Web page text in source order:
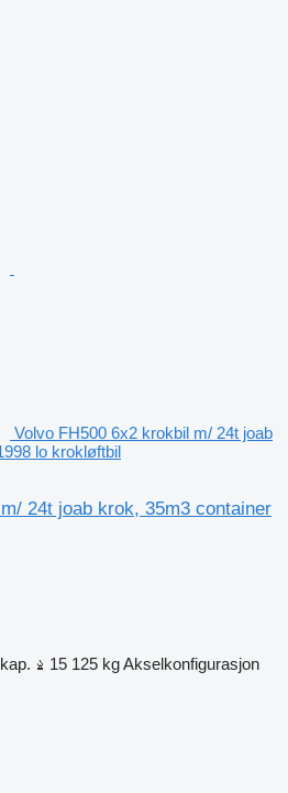
Volvo FH500 6x2 krokbil m/ 24t joab
lo krokløftbil
24t joab krok, 35m3 container
15 125 kgAkselkonfigurasjon